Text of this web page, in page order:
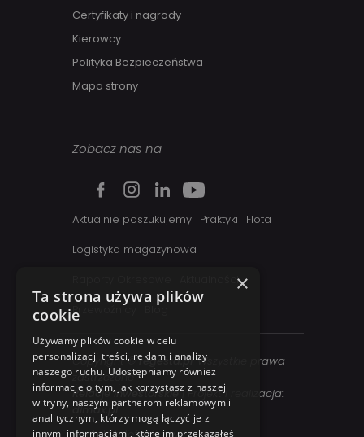
Certyfikaty i nagrody
Kierowcy
Polityka Bezpieczeństwa
Mapa strony
Zobacz nas na
Aktualnie poszukujemy Praktyki
Flota
Logistyka magazynowa
Aktualności
Przewoźnicy
Blog
Copyright ©regesta.pl. Wszystkie prawa
zastrzezone
Relacje inwestorskie| Projekt i realizacja:
dimax.pl
×
Ta strona używa plików
cookie
Używamy plików cookie w celu
personalizacji treści, reklam i analizy
naszego ruchu. Udostępniamy również
informacje o tym, jak korzystasz z naszej
witryny, naszym partnerom reklamowym i
analitycznym, którzy mogą łączyć je z
innymi informacjami, które im przekazałeś